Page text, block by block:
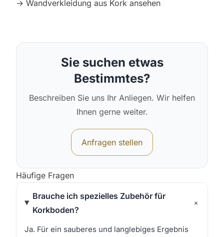
→ Wandverkleidung aus Kork ansehen
Sie suchen etwas
Bestimmtes?
Beschreiben Sie uns Ihr Anliegen. Wir helfen
Ihnen gerne weiter.
Anfragen stellen
Häufige Fragen
Brauche ich spezielles Zubehör für
Korkboden?
+
Ja. Für ein sauberes und langlebiges Ergebnis